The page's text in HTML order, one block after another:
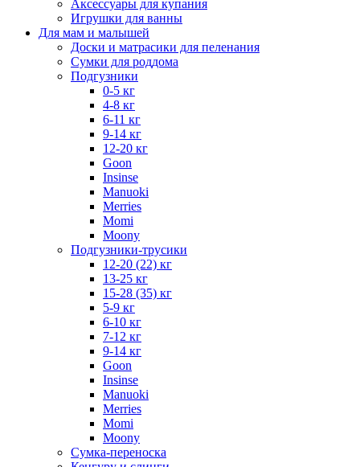
Аксессуары для купания
Игрушки для ванны
Для мам и малышей
Доски и матрасики для пеленания
Сумки для роддома
Подгузники
0-5 кг
4-8 кг
6-11 кг
9-14 кг
12-20 кг
Goon
Insinse
Manuoki
Merries
Momi
Moony
Подгузники-трусики
12-20 (22) кг
13-25 кг
15-28 (35) кг
5-9 кг
6-10 кг
7-12 кг
9-14 кг
Goon
Insinse
Manuoki
Merries
Momi
Moony
Сумка-переноска